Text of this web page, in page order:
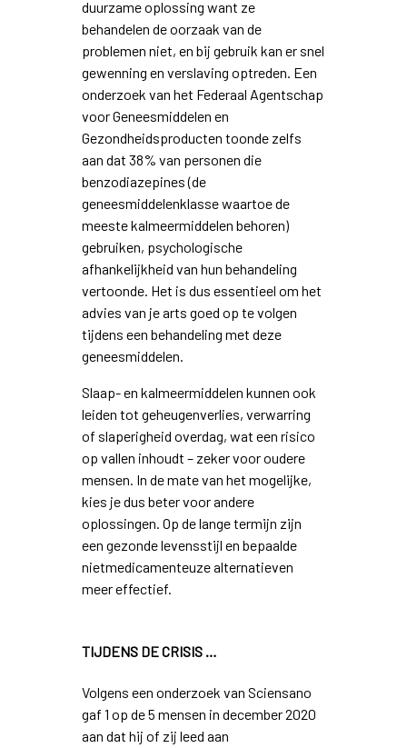
duurzame oplossing want ze
behandelen de oorzaak van de
problemen niet, en bij gebruik kan er snel
gewenning en verslaving optreden. Een
onderzoek van het Federaal Agentschap
voor Geneesmiddelen en
Gezondheidsproducten toonde zelfs
aan dat 38% van personen die
benzodiazepines (de
geneesmiddelenklasse waartoe de
meeste kalmeermiddelen behoren)
gebruiken, psychologische
afhankelijkheid van hun behandeling
vertoonde. Het is dus essentieel om het
advies van je arts goed op te volgen
tijdens een behandeling met deze
geneesmiddelen.
Slaap- en kalmeermiddelen kunnen ook
leiden tot geheugenverlies, verwarring
of slaperigheid overdag, wat een risico
op vallen inhoudt – zeker voor oudere
mensen. In de mate van het mogelijke,
kies je dus beter voor andere
oplossingen. Op de lange termijn zijn
een gezonde levensstijl en bepaalde
nietmedicamenteuze alternatieven
meer effectief.
TIJDENS DE CRISIS …
Volgens een onderzoek van Sciensano
gaf 1 op de 5 mensen in december 2020
aan dat hij of zij leed aan